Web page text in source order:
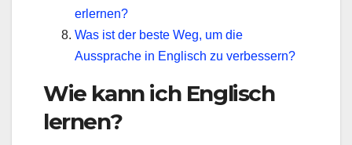
erlernen?
Was ist der beste Weg, um die
Aussprache in Englisch zu verbessern?
Wie kann ich Englisch
lernen?